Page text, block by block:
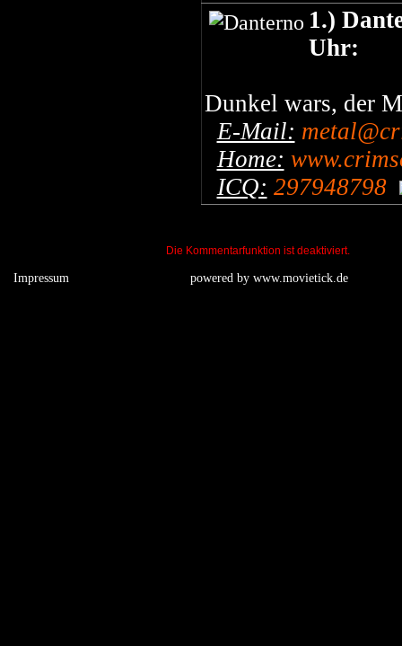
1.)
Uhr:
Dunkel wars, der
E-Mail:
Home:
ICQ: 297948798
Die Kommentarfunktion ist deaktiviert.
Impressum powered by www.movietick.de